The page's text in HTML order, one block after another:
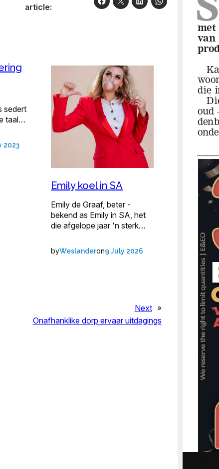
article:
sedert
taal…
2023
Emily koel in SA
Emily de Graaf, beter ­
bekend as Emily in SA, het
die afgelope jaar 'n sterk…
byWeslanderon9 July 2026
Next »
Onafhanklike dorp ervaar uitdagings